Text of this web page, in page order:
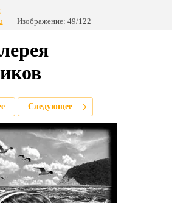
Изображение: 49/122
Следующее